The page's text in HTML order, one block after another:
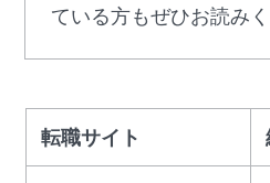
ている方もぜひお読みく
転職サイト